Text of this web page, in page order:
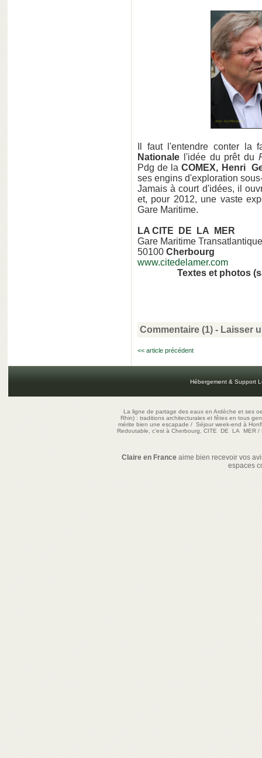
Il faut l'entendre conter
Nationale l'idée du prêt du
Pdg de laCOMEX, Henri
ses engins d'exploration
Jamais à court d'idées, il
et, pour 2012, une vaste
Gare Maritime.
LA CITE DE LA MER
Gare Maritime Transatlantique
50100 Cherbourg
www.citedelamer.com
Textes et photos
Commentaire (1) - Laisser
<< article précédent
Hébergement & Support
La ligne de partage des eaux en Ardèche et ses
Rhin) : traditions architecturales et fêtes en tous
mérite bien une escapade/Séjour week-end à
Redoutable, c'est à Cherbourg, CITE DE LA MER/
Claire en Franceaime bien recevoir vos
espaces